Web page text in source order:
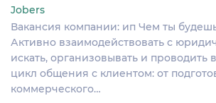
Jobers
Вакансия компании: ип Чем ты
Активно взаимодействовать с
искать, организовывать и проводить
цикл общения с клиентом: от
коммерческого…